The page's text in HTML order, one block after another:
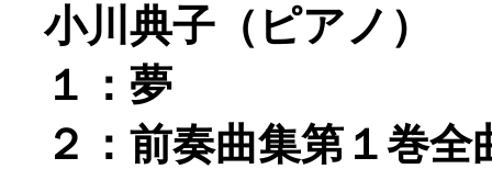
小川典子（ピアノ）
１：夢
２：前奏曲集第１巻全